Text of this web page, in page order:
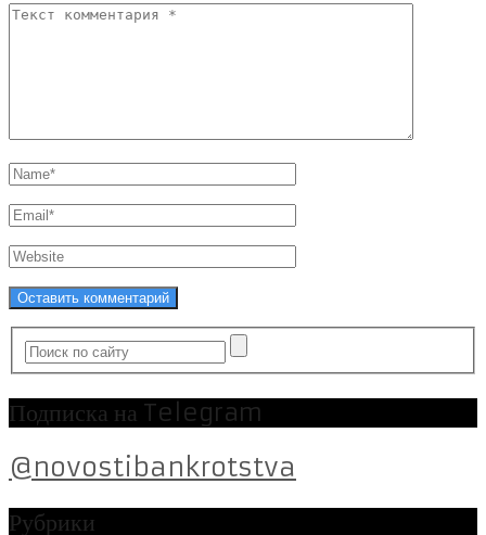
Подписка на Telegram
@novostibankrotstva
Рубрики